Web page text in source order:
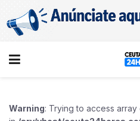
Warning: Trying to access